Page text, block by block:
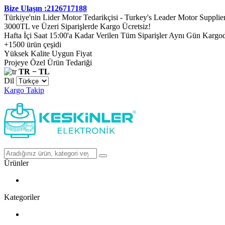
Bize Ulaşın :2126717188
Türkiye'nin Lider Motor Tedarikçisi - Turkey's Leader Motor
3000TL ve Üzeri Siparişlerde Kargo Ücretsiz!
Hafta İçi Saat 15:00'a Kadar Verilen Tüm Siparişler Aynı Gün
+1500 ürün çeşidi
Yüksek Kalite Uygun Fiyat
Projeye Özel Ürün Tedariği
TR − TL
Dil
Kargo Takip
Ürünler
Kategoriler